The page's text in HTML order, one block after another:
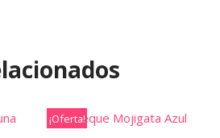
¡Oferta!